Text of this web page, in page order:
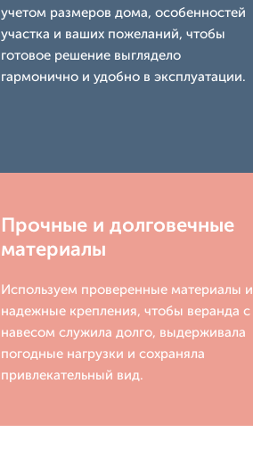
учетом размеров дома, особенностей
участка и ваших пожеланий, чтобы
готовое решение выглядело
гармонично и удобно в эксплуатации.
Прочные и долговечные
материалы
Используем проверенные материалы и
надежные крепления, чтобы веранда с
навесом служила долго, выдерживала
погодные нагрузки и сохраняла
привлекательный вид.